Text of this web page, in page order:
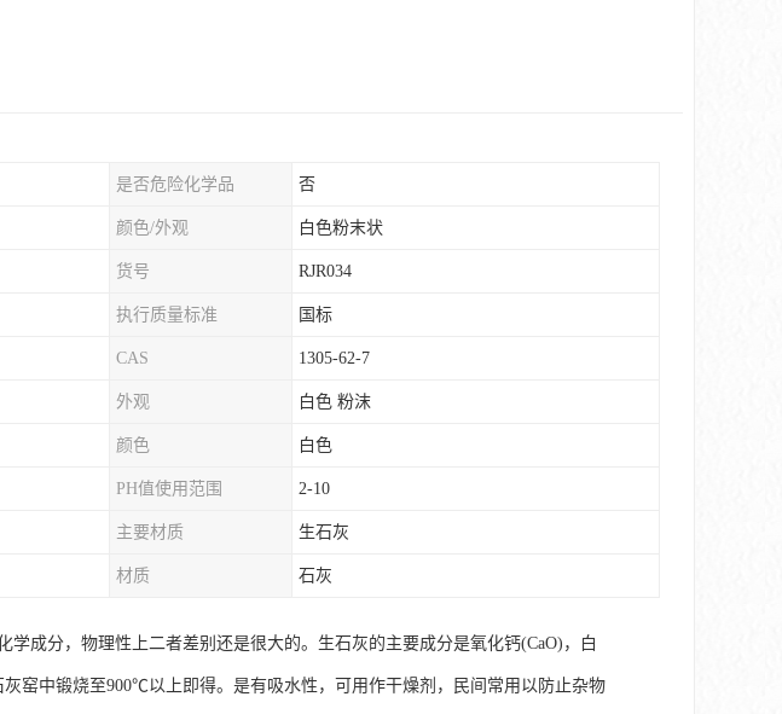
是否危险化学品 否
颜色/外观 白色粉末状
货号 RJR034
执行质量标准 国标
CAS 1305-62-7
外观 白色 粉沫
颜色 白色
PH值使用范围 2-10
主要材质 生石灰
材质 石灰
成分，物理性上二者差别还是很大的。生石灰的主要成分是氧化钙(CaO)，白
窑中锻烧至900℃以上即得。是有吸水性，可用作干燥剂，民间常用以防止杂物